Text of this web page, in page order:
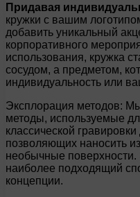
Придавая
кружки с вашим
добавить уникальный
корпоративного
использования, кружка
сосудом, а предметом,
индивидуальность или
Эксплорация методов:
методы, используемые
классической
позволяющих наносить
необычные
наиболее подходящий
концепции.